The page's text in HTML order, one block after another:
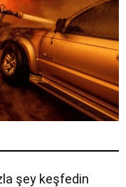
şey keşfedin